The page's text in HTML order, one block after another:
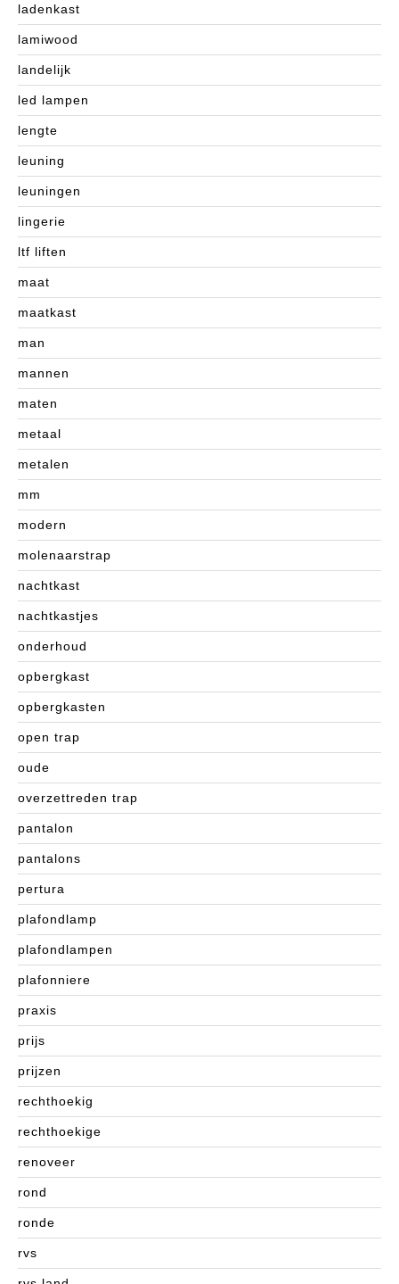
ladenkast
lamiwood
landelijk
led lampen
lengte
leuning
leuningen
lingerie
ltf liften
maat
maatkast
man
mannen
maten
metaal
metalen
mm
modern
molenaarstrap
nachtkast
nachtkastjes
onderhoud
opbergkast
opbergkasten
open trap
oude
overzettreden trap
pantalon
pantalons
pertura
plafondlamp
plafondlampen
plafonniere
praxis
prijs
prijzen
rechthoekig
rechthoekige
renoveer
rond
ronde
rvs